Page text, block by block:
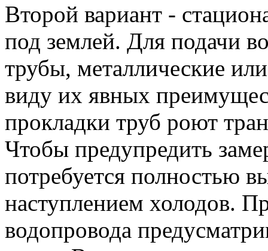
Второй вариант -
под землей. Для подачи
трубы, металлические
виду их явных
прокладки труб роют
Чтобы предупредить
потребуется полностью
наступлением холодов.
водопровода